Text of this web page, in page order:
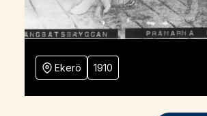
Ekerö 1910